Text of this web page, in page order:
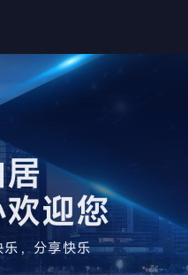
乐，分享快乐
迎您